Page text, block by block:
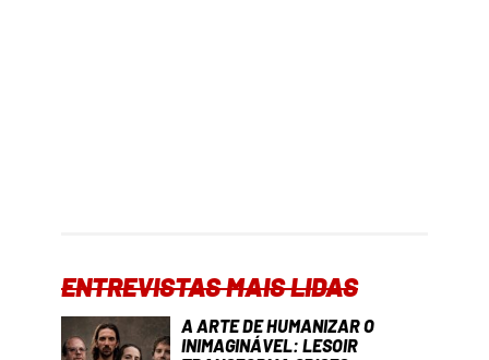
ENTREVISTAS MAIS LIDAS
A ARTE DE HUMANIZAR O
INIMAGINÁVEL: LESOIR